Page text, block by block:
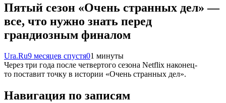
Пятый сезон «Очень странных дел» —
все, что нужно знать перед
грандиозным финалом
Ura.Ru9 месяцев спустя01 минуты
Через три года после четвертого сезона Netflix наконец-
то поставит точку в истории «Очень странных дел».
Навигация по записям